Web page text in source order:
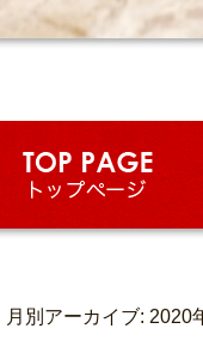
月別アーカイブ: 2020